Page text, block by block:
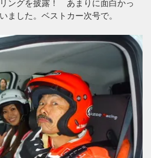
ングを披露！ あまりに面白かっ
ました。ベストカー次号で。